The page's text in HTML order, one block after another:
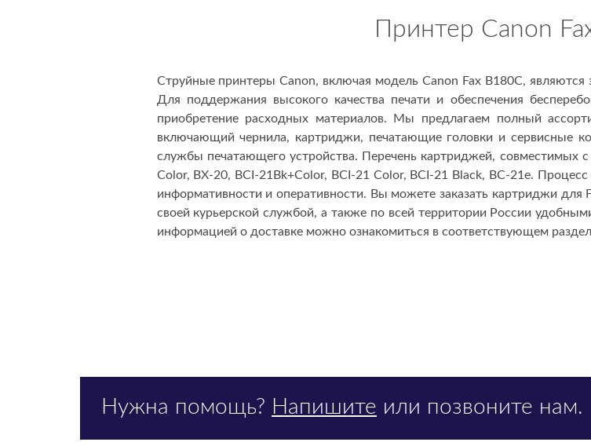
Принтер Canon
Струйные принтеры Canon, включая модель Canon Fax B180C, являются
Для поддержания высокого качества печати и обеспечения
приобретение расходных материалов. Мы предлагаем полный
включающий чернила, картриджи, печатающие головки и сервисные
службы печатающего устройства. Перечень картриджей, совместимых
Color, BX-20, BCI-21Bk+Color, BCI-21 Color, BCI-21 Black, BC-21e.
информативности и оперативности. Вы можете заказать картриджи для
своей курьерской службой, а также по всей территории России
информацией о доставке можно ознакомиться в соответствующем
Нужна помощь? Напишите или позвоните нам.